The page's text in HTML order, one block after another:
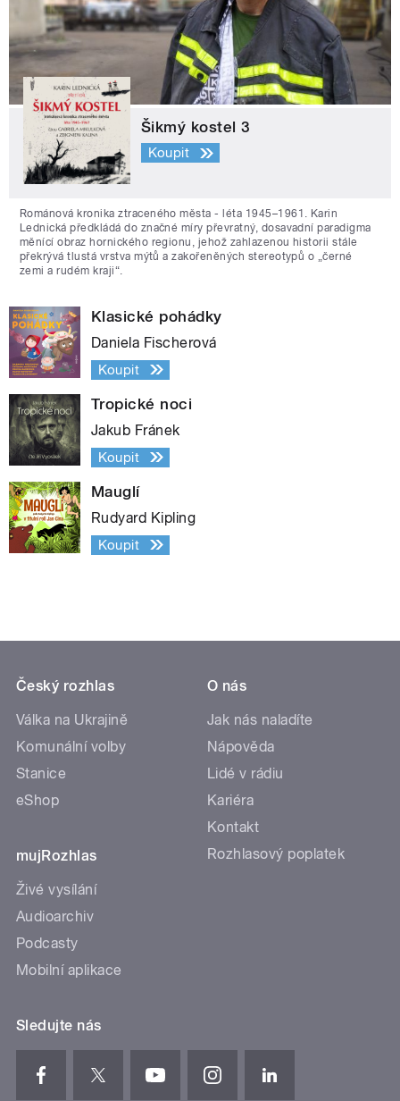
Šikmý kostel 3
Koupit
Románová kronika ztraceného města - léta 1945–1961. Karin
Lednická předkládá do značné míry převratný, dosavadní paradigma
měnící obraz hornického regionu, jehož zahlazenou historii stále
překrývá tlustá vrstva mýtů a zakořeněných stereotypů o „černé
zemi a rudém kraji“.
Klasické pohádky
Daniela Fischerová
Koupit
Tropické noci
Jakub Fránek
Koupit
Mauglí
Rudyard Kipling
Koupit
Český rozhlas
Válka na Ukrajině
Komunální volby
Stanice
eShop
mujRozhlas
Živé vysílání
Audioarchiv
Podcasty
Mobilní aplikace
O nás
Jak nás naladíte
Nápověda
Lidé v rádiu
Kariéra
Kontakt
Rozhlasový poplatek
Sledujte nás